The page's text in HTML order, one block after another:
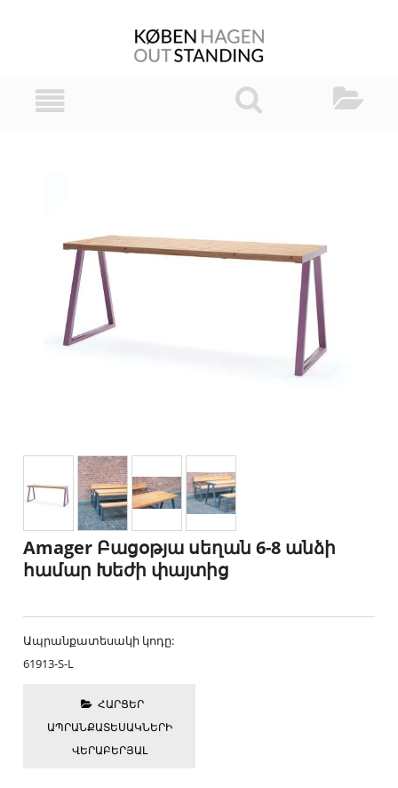
Amager Բացօթյա սեղան 6-8 անձի
համար Խեժի փայտից
Ապրանքատեսակի կոդը:
61913-S-L
ՀԱՐՑԵՐ
ԱՊՐԱՆՔԱՏԵՍԱԿՆԵՐԻ
ՎԵՐԱԲԵՐՅԱԼ